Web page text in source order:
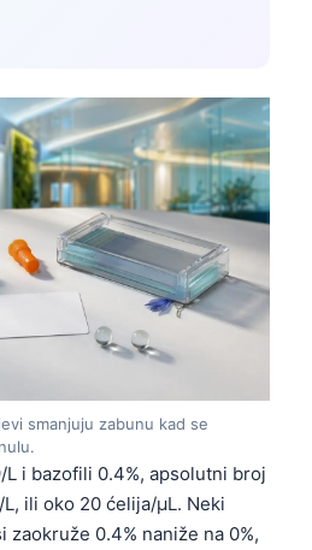
smanjuju zabunu kad se
L i bazofili 0.4%, apsolutni broj
ili oko 20 ćelija/µL. Neki
0.4% naniže na 0%,